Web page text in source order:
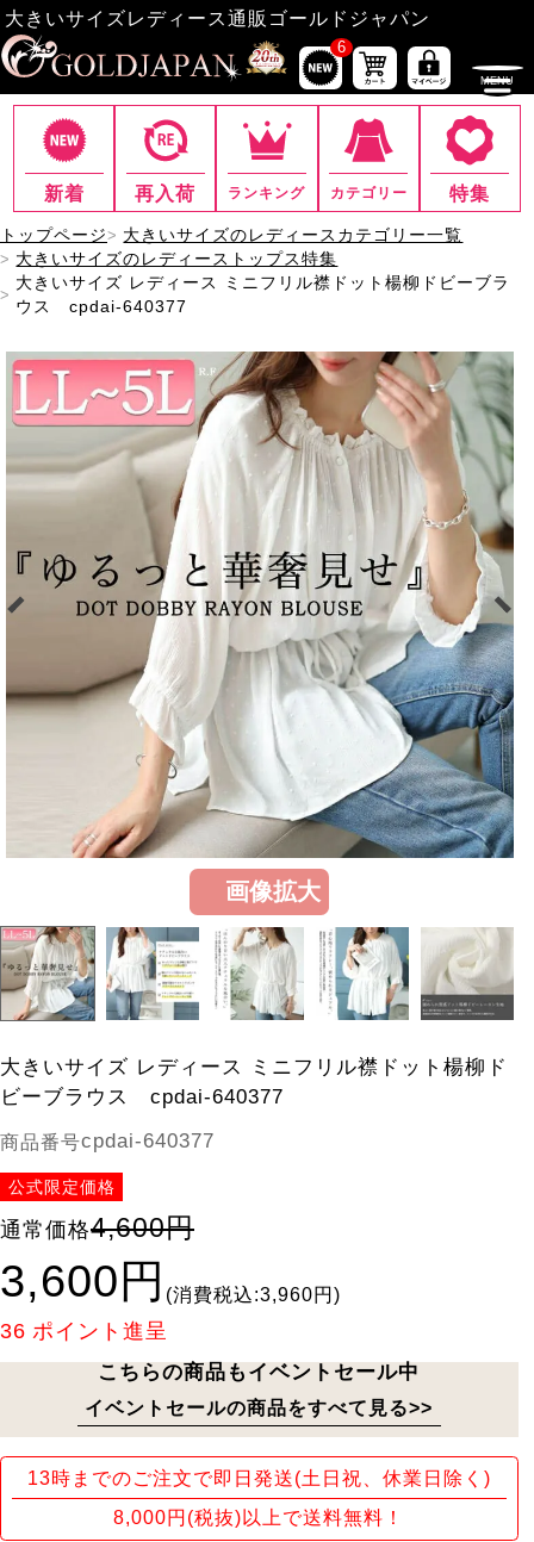
大きいサイズレディース通販ゴールドジャパン
6
新着 再入荷 ランキング カテゴリー 特集
トップページ
大きいサイズのレディースカテゴリー一覧
大きいサイズのレディーストップス特集
大きいサイズ レディース ミニフリル襟ドット楊柳ドビーブラ
ウス cpdai-640377
大きいサイズ レディース ミニフリル襟ドット楊柳ド
ビーブラウス cpdai-640377
商品番号cpdai-640377
公式限定価格
通常価格4,600円
3,600円 (消費税込:3,960円)
36 ポイント進呈
こちらの商品もイベントセール中
イベントセールの商品をすべて見る>>
13時までのご注文で即日発送(土日祝、休業日除く)
8,000円(税抜)以上で送料無料！
画像拡大